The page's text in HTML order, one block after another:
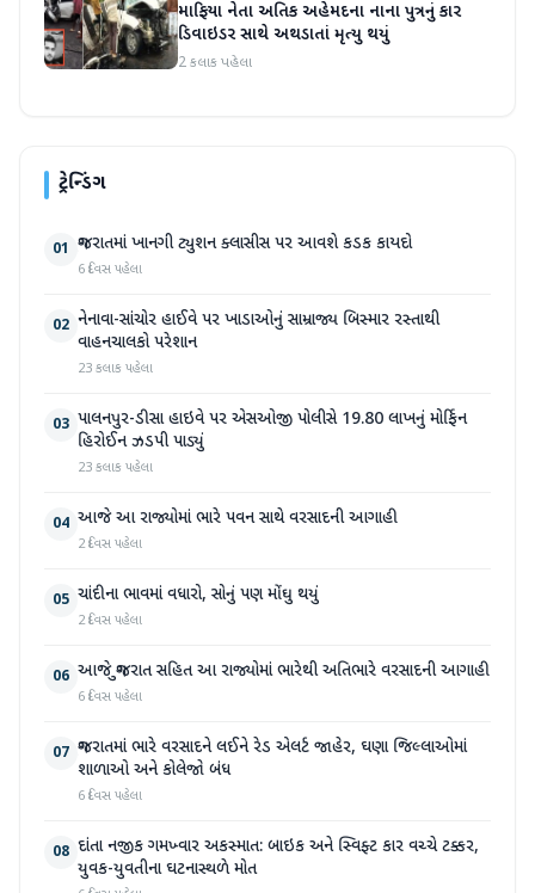
માફિયા નેતા અતિક અહેમદના નાના પુત્રનું કાર
ડિવાઇડર સાથે અથડાતાં મૃત્યુ થયું
2 કલાક પહેલા
ટ્રેન્ડિંગ
01 ગુજરાતમાં ખાનગી ટ્યુશન ક્લાસીસ પર આવશે કડક કાયદો
6 દિવસ પહેલા
02 નેનાવા-સાંચોર હાઈવે પર ખાડાઓનું સામ્રાજ્ય બિસ્માર રસ્તાથી
વાહનચાલકો પરેશાન
23 કલાક પહેલા
03 પાલનપુર-ડીસા હાઇવે પર એસઓજી પોલીસે 19.80 લાખનું મોર્ફિન
હિરોઈન ઝડપી પાડ્યું
23 કલાક પહેલા
04 આજે આ રાજ્યોમાં ભારે પવન સાથે વરસાદની આગાહી
2 દિવસ પહેલા
05 ચાંદીના ભાવમાં વધારો, સોનું પણ મોંઘુ થયું
2 દિવસ પહેલા
06 આજે ગુજરાત સહિત આ રાજ્યોમાં ભારેથી અતિભારે વરસાદની આગાહી
6 દિવસ પહેલા
07 ગુજરાતમાં ભારે વરસાદને લઈને રેડ એલર્ટ જાહેર, ઘણા જિલ્લાઓમાં
શાળાઓ અને કોલેજો બંધ
6 દિવસ પહેલા
08 દાંતા નજીક ગમખ્વાર અકસ્માત: બાઇક અને સ્વિફ્ટ કાર વચ્ચે ટક્કર,
યુવક-યુવતીના ઘટનાસ્થળે મોત